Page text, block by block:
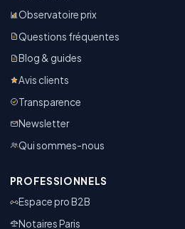
Observatoire prix
Questions fréquentes
Blog & guides
Avis clients
Transparence
Newsletter
Qui sommes-nous
PROFESSIONNELS
Espace pro B2B
Notaires Paris